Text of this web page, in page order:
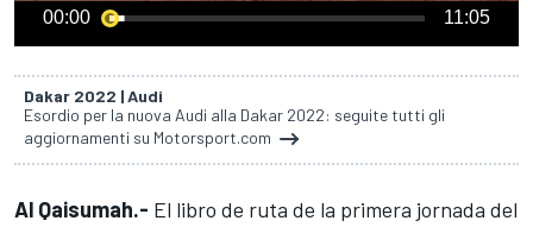
00:00 11:05
Dakar 2022 | Audi
Esordio per la nuova Audi alla Dakar 2022: seguite tutti gli
aggiornamenti su Motorsport.com
Al Qaisumah.- El libro de ruta de la primera jornada del